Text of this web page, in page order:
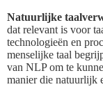
Natuurlijke
dat relevant is voor
technologieën en
menselijke taal
van NLP om te
manier die natuurlijk